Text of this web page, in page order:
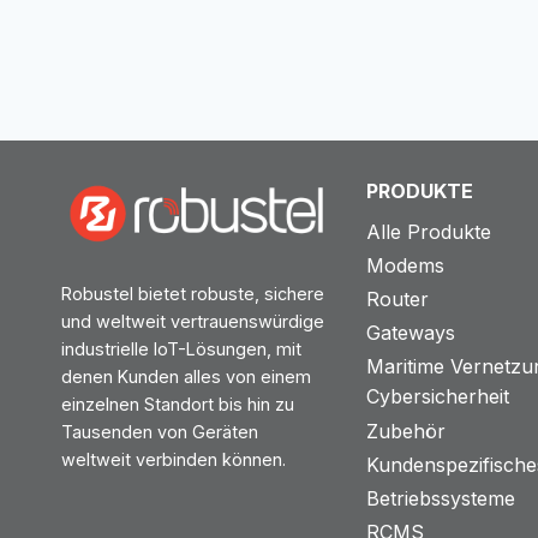
Robustel bietet robuste, sichere
und weltweit vertrauenswürdige
industrielle IoT-Lösungen, mit
denen Kunden alles von einem
einzelnen Standort bis hin zu
Tausenden von Geräten
weltweit verbinden können.
PRODUKTE
Alle Produkte
Modems
Router
Gateways
Maritime
Cybersicherheit
Zubehör
Betriebssysteme
RCMS